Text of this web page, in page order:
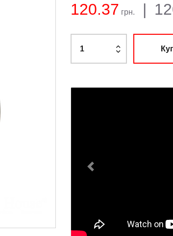
120.37 грн. |
Previous